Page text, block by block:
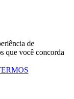
de
que você concorda